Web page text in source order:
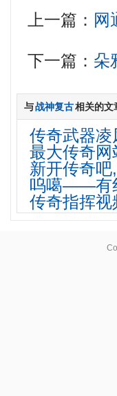
上一篇： 网
下一篇： 朵
与战神复古相关的文
传奇武器
最大传奇
新开传奇
呜噶——有
传奇指挥